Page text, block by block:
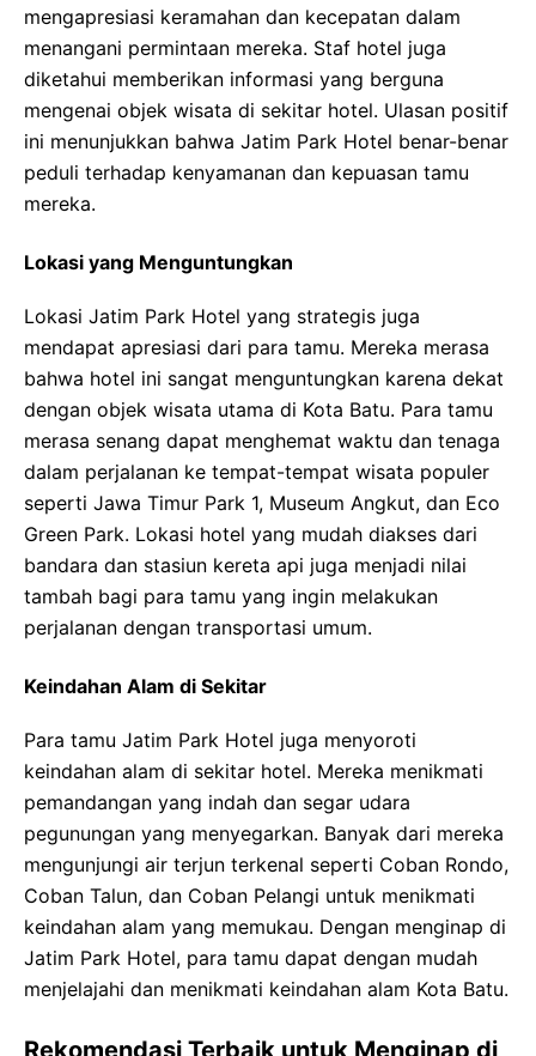
mengapresiasi keramahan dan kecepatan dalam
menangani permintaan mereka. Staf hotel juga
diketahui memberikan informasi yang berguna
mengenai objek wisata di sekitar hotel. Ulasan positif
ini menunjukkan bahwa Jatim Park Hotel benar-benar
peduli terhadap kenyamanan dan kepuasan tamu
mereka.
Lokasi yang Menguntungkan
Lokasi Jatim Park Hotel yang strategis juga
mendapat apresiasi dari para tamu. Mereka merasa
bahwa hotel ini sangat menguntungkan karena dekat
dengan objek wisata utama di Kota Batu. Para tamu
merasa senang dapat menghemat waktu dan tenaga
dalam perjalanan ke tempat-tempat wisata populer
seperti Jawa Timur Park 1, Museum Angkut, dan Eco
Green Park. Lokasi hotel yang mudah diakses dari
bandara dan stasiun kereta api juga menjadi nilai
tambah bagi para tamu yang ingin melakukan
perjalanan dengan transportasi umum.
Keindahan Alam di Sekitar
Para tamu Jatim Park Hotel juga menyoroti
keindahan alam di sekitar hotel. Mereka menikmati
pemandangan yang indah dan segar udara
pegunungan yang menyegarkan. Banyak dari mereka
mengunjungi air terjun terkenal seperti Coban Rondo,
Coban Talun, dan Coban Pelangi untuk menikmati
keindahan alam yang memukau. Dengan menginap di
Jatim Park Hotel, para tamu dapat dengan mudah
menjelajahi dan menikmati keindahan alam Kota Batu.
Rekomendasi Terbaik untuk Menginap di